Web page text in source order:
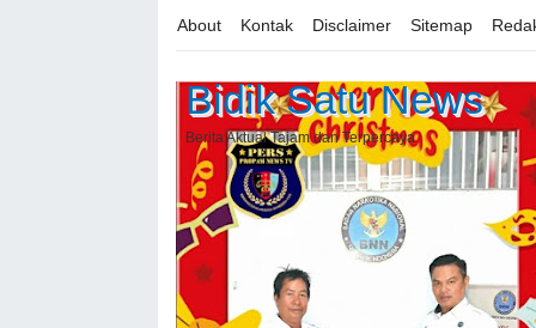
About Kontak Disclaimer Sitemap
Bidik Satu News
Berita Aktual Tajam dan Terpercaya